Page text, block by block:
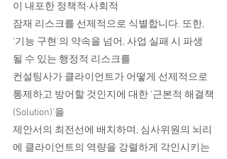
이 내포한 정책적·사회적
잠재 리스크를 선제적으로 식별합니다. 또한,
'기능 구현'의 약속을 넘어, 사업 실패 시 파생
될 수 있는 행정적 리스크를
컨설팅사가 클라이언트가 어떻게 선제적으로
통제하고 방어할 것인지에 대한 '근본적 해결책
(Solution)'을
제안서의 최전선에 배치하며, 심사위원의 뇌리
에 클라이언트의 역량을 강렬하게 각인시키는